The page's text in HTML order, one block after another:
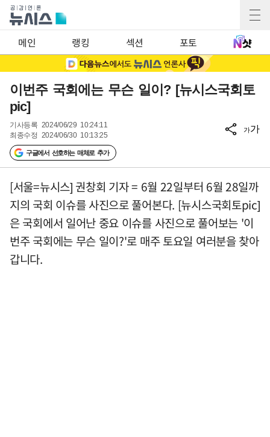
메인 랭킹 섹션 포토
이번주 국회에는 무슨 일이? [뉴시스국회토
pic]
기사등록 2024/06/29 10:24:11
최종수정 2024/06/30 10:13:25
구글에서 선호하는 매체로 추가
가가
[서울=뉴시스] 권창회 기자 = 6월 22일부터 6월 28일까
지의 국회 이슈를 사진으로 풀어본다. [뉴시스국회토pic]
은 국회에서 일어난 중요 이슈를 사진으로 풀어보는 '이
번주 국회에는 무슨 일이?'로 매주 토요일 여러분을 찾아
갑니다.